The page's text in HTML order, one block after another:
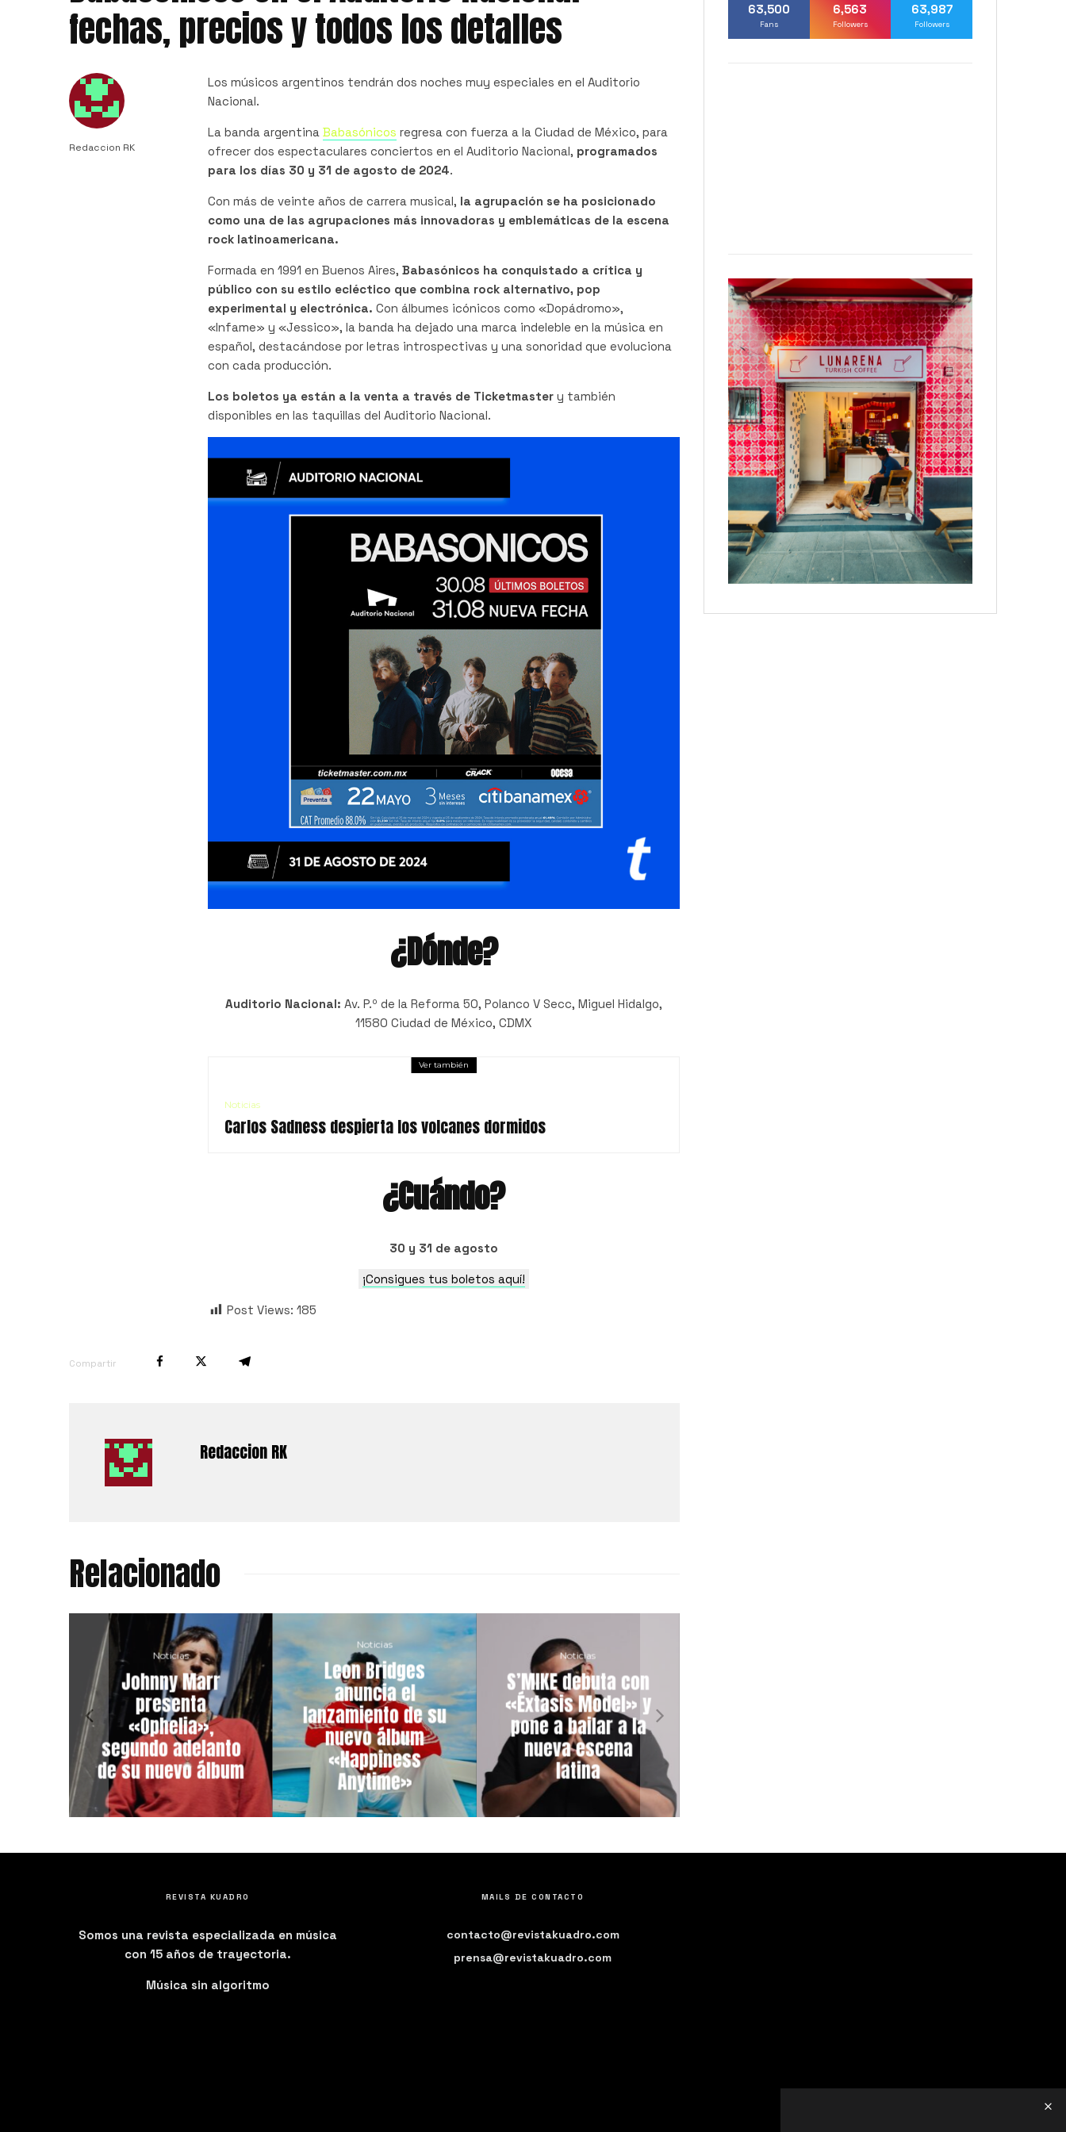
fechas, precios y todos los detalles
Redaccion RK
Los músicos argentinos tendrán dos noches muy especiales en el Auditorio
Nacional.
La banda argentina Babasónicos regresa con fuerza a la Ciudad de México, para
ofrecer dos espectaculares conciertos en el Auditorio Nacional, programados
para los días 30 y 31 de agosto de 2024.
Con más de veinte años de carrera musical, la agrupación se ha posicionado
como una de las agrupaciones más innovadoras y emblemáticas de la escena
rock latinoamericana.
Formada en 1991 en Buenos Aires, Babasónicos ha conquistado a crítica y
público con su estilo ecléctico que combina rock alternativo, pop
experimental y electrónica. Con álbumes icónicos como «Dopádromo»,
«Infame» y «Jessico», la banda ha dejado una marca indeleble en la música en
español, destacándose por letras introspectivas y una sonoridad que evoluciona
con cada producción.
Los boletos ya están a la venta a través de Ticketmaster y también
disponibles en las taquillas del Auditorio Nacional.
¿Dónde?
Auditorio Nacional: Av. P.º de la Reforma 50, Polanco V Secc, Miguel Hidalgo,
11580 Ciudad de México, CDMX
Ver también
Noticias
Carlos Sadness despierta los volcanes dormidos
¿Cuándo?
30 y 31 de agosto
¡Consigues tus boletos aquí!
Post Views: 185
Compartir
Redaccion RK
Relacionado
Noticias
S’MIKE debuta con
«Éxtasis Model» y
pone a bailar a la
nueva escena
latina
Noticias
Johnny Marr
presenta
«Ophelia»,
segundo adelanto
de su nuevo álbum
Noticias
Leon Bridges
anuncia el
lanzamiento de su
nuevo álbum
«Happiness
Anytime»
63,500
Fans
6,563
Followers
63,987
Followers
REVISTA KUADRO
Somos una revista especializada en música
con 15 años de trayectoria.
Música sin algoritmo
MAILS DE CONTACTO
contacto@revistakuadro.com
prensa@revistakuadro.com